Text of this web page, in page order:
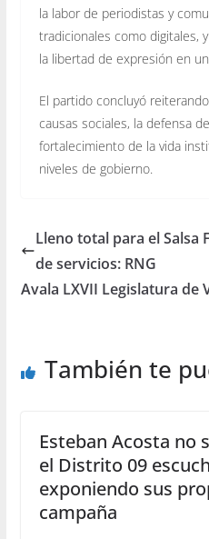
la labor de periodistas y
tradicionales como digitales,
la libertad de expresión en
El partido concluyó
causas sociales, la defensa
fortalecimiento de la vida
niveles de gobierno.
Lleno total para el
de servicios: RNG
Avala LXVII Legislatura de
También te
Esteban Acosta no
el Distrito 09
exponiendo sus
campaña